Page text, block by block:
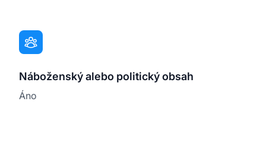
Náboženský alebo politický obsah
Áno